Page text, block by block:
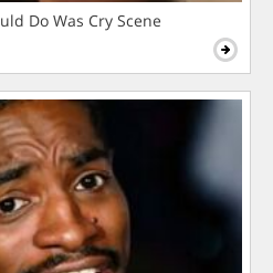
Do Was Cry Scene